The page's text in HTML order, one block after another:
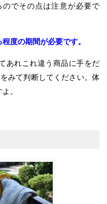
のでその点は注意が必要で
度の期間が必要です。
あれこれ違う商品に手をだ
みて判断してください。体
。